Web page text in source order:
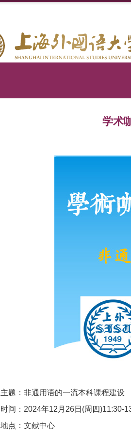
学术
主题：非通用语的一流本科课程建设
时间： 2024年12 月 26日 (周四)11:30-
地点：文献中心